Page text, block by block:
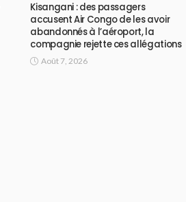
Kisangani : des passagers
accusent Air Congo de les avoir
abandonnés à l’aéroport, la
compagnie rejette ces allégations
Août 7, 2026